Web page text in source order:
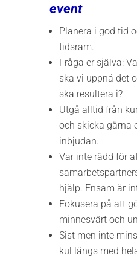
event
Planera i god tid
tidsram.
Fråga er själva:
ska vi uppnå det
ska resultera i?
Utgå alltid från
och skicka gärna
inbjudan.
Var inte rädd för
hjälp. Ensam är
Fokusera på att
minnesvärt och
Sist men inte
kul längs med